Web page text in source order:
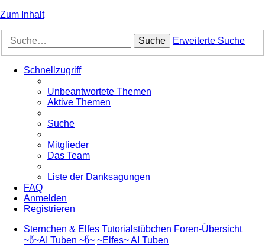
Zum Inhalt
Suche Erweiterte Suche
Schnellzugriff
Unbeantwortete Themen
Aktive Themen
Suche
Mitglieder
Das Team
Liste der Danksagungen
FAQ
Anmelden
Registrieren
Sternchen & Elfes Tutorialstübchen Foren-Übersicht
~წ~AI Tuben ~წ~ ~Elfes~ AI Tuben